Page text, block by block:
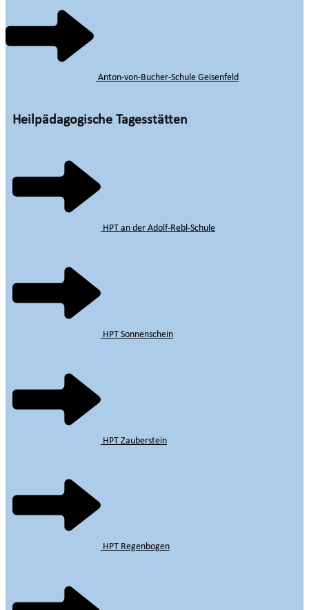
Anton-von-Bucher-Schule Geisenfeld
Heilpädagogische Tagesstätten
HPT an der Adolf-Rebl-Schule
HPT Sonnenschein
HPT Zauberstein
HPT Regenbogen